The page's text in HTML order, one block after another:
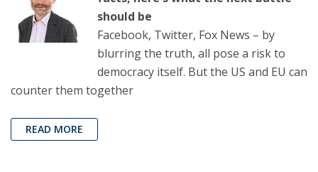
should be
Facebook, Twitter, Fox News – by
blurring the truth, all pose a risk to
democracy itself. But the US and EU can
counter them together
READ MORE